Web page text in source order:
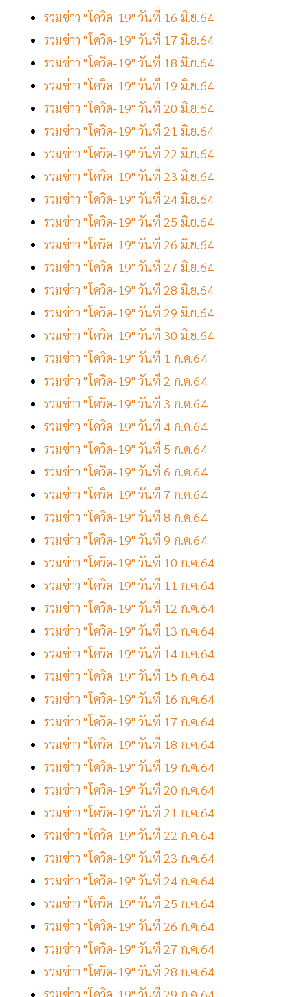
รวมข่าว "โควิด-19" วันที่ 16 มิ.ย.64
รวมข่าว "โควิด-19" วันที่ 17 มิ.ย.64
รวมข่าว "โควิด-19" วันที่ 18 มิ.ย.64
รวมข่าว "โควิด-19" วันที่ 19 มิ.ย.64
รวมข่าว "โควิด-19" วันที่ 20 มิ.ย.64
รวมข่าว "โควิด-19" วันที่ 21 มิ.ย.64
รวมข่าว "โควิด-19" วันที่ 22 มิ.ย.64
รวมข่าว "โควิด-19" วันที่ 23 มิ.ย.64
รวมข่าว "โควิด-19" วันที่ 24 มิ.ย.64
รวมข่าว "โควิด-19" วันที่ 25 มิ.ย.64
รวมข่าว "โควิด-19" วันที่ 26 มิ.ย.64
รวมข่าว "โควิด-19" วันที่ 27 มิ.ย.64
รวมข่าว "โควิด-19" วันที่ 28 มิ.ย.64
รวมข่าว "โควิด-19" วันที่ 29 มิ.ย.64
รวมข่าว "โควิด-19" วันที่ 30 มิ.ย.64
รวมข่าว "โควิด-19" วันที่ 1 ก.ค.64
รวมข่าว "โควิด-19" วันที่ 2 ก.ค.64
รวมข่าว "โควิด-19" วันที่ 3 ก.ค.64
รวมข่าว "โควิด-19" วันที่ 4 ก.ค.64
รวมข่าว "โควิด-19" วันที่ 5 ก.ค.64
รวมข่าว "โควิด-19" วันที่ 6 ก.ค.64
รวมข่าว "โควิด-19" วันที่ 7 ก.ค.64
รวมข่าว "โควิด-19" วันที่ 8 ก.ค.64
รวมข่าว "โควิด-19" วันที่ 9 ก.ค.64
รวมข่าว "โควิด-19" วันที่ 10 ก.ค.64
รวมข่าว "โควิด-19" วันที่ 11 ก.ค.64
รวมข่าว "โควิด-19" วันที่ 12 ก.ค.64
รวมข่าว "โควิด-19" วันที่ 13 ก.ค.64
รวมข่าว "โควิด-19" วันที่ 14 ก.ค.64
รวมข่าว "โควิด-19" วันที่ 15 ก.ค.64
รวมข่าว "โควิด-19" วันที่ 16 ก.ค.64
รวมข่าว "โควิด-19" วันที่ 17 ก.ค.64
รวมข่าว "โควิด-19" วันที่ 18 ก.ค.64
รวมข่าว "โควิด-19" วันที่ 19 ก.ค.64
รวมข่าว "โควิด-19" วันที่ 20 ก.ค.64
รวมข่าว "โควิด-19" วันที่ 21 ก.ค.64
รวมข่าว "โควิด-19" วันที่ 22 ก.ค.64
รวมข่าว "โควิด-19" วันที่ 23 ก.ค.64
รวมข่าว "โควิด-19" วันที่ 24 ก.ค.64
รวมข่าว "โควิด-19" วันที่ 25 ก.ค.64
รวมข่าว "โควิด-19" วันที่ 26 ก.ค.64
รวมข่าว "โควิด-19" วันที่ 27 ก.ค.64
รวมข่าว "โควิด-19" วันที่ 28 ก.ค.64